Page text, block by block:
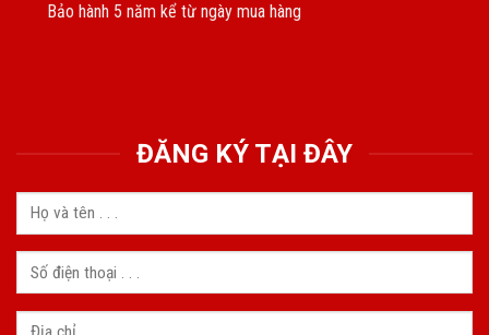
Bảo hành 5 năm kể từ ngày mua hàng
ĐĂNG KÝ TẠI ĐÂY